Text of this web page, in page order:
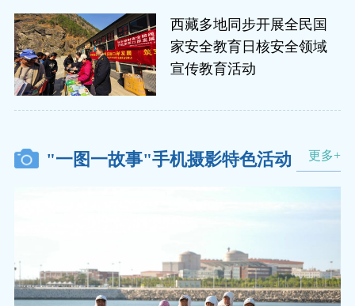
西藏多地同步开展全民国
家安全教育日核安全领域
宣传教育活动
"一图一故事"手机摄影特色活动 更多+